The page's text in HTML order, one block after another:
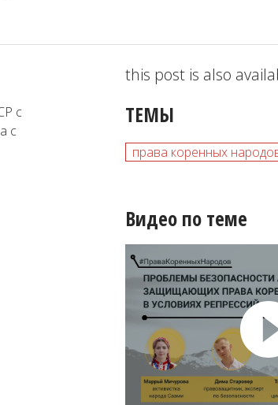
с
с
this post is also
ТЕМЫ
права коренных
Видео по теме